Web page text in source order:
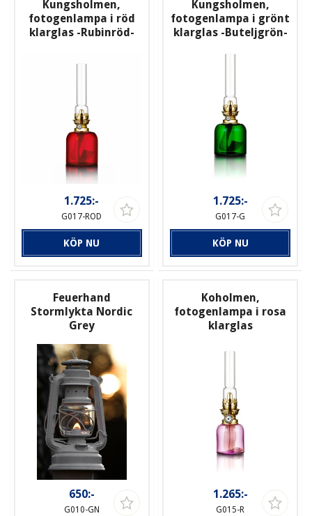
Kungsholmen,
fotogenlampa i röd
klarglas -Rubinröd-
1.725:-
G017-ROD
KÖP NU
Kungsholmen,
fotogenlampa i grönt
klarglas -Buteljgrön-
1.725:-
G017-G
KÖP NU
Feuerhand
Stormlykta Nordic
Grey
650:-
G010-GN
Koholmen,
fotogenlampa i rosa
klarglas
1.265:-
G015-R